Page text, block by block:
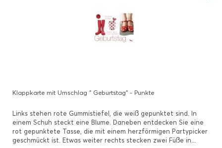
Klappkarte mit Umschlag " Geburtstag" - Punkte
Links stehen rote Gummistiefel, die weiß gepunktet sind. In
einem Schuh steckt eine Blume. Daneben entdecken Sie eine
rot gepunktete Tasse, die mit einem herzförmigen Partypicker
geschmückt ist. Etwas weiter rechts stecken zwei Füße in...